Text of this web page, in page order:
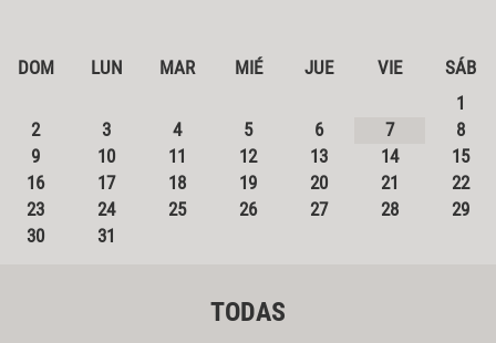
DOM LUN MAR MIÉ JUE VIE
SÁB
1
2
3 4 5 6 7
8
9
10 11 12 13 14
15
16
17 18 19 20 21
22
23
24 25 26 27 28
29
30
31
TODAS